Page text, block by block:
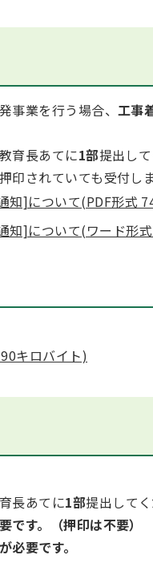
事業を行う場合、工事
育長あてに1部提出して
印されていても受付しま
知]について(PDF形式
知]について(ワード形
キロバイト)
長あてに1部提出してく
です。（押印は不要）
必要です。